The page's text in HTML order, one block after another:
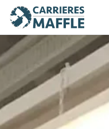
Passer au contenu principal